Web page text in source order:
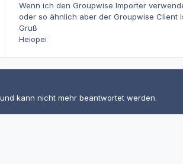
Wenn ich den Groupwise Importer
oder so ähnlich aber der Groupwise Client
Gruß
Heiopei
kann nicht mehr beantwortet werden.